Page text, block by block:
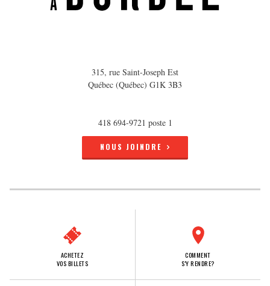
315, rue Saint-Joseph Est
Québec (Québec) G1K 3B3
418 694-9721 poste 1
NOUS JOINDRE
ACHETEZ
VOS BILLETS
COMMENT
S'Y RENDRE?